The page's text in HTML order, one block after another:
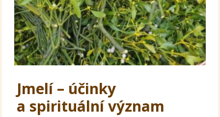
Jmelí – účinky
a spirituální význam